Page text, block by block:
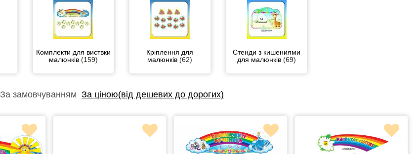
Комплекти для виствки
малюнків(159)
Кріплення для
малюнків (62)
Стенди з кишениями
для малюнків (69)
За замовчуванням За ціною(від дешевих до дорогих)